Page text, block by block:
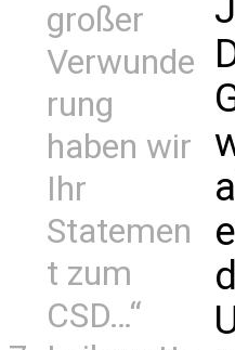
großer
Verwunde
rung
haben wir
Ihr
Statemen
t zum
CSD…“